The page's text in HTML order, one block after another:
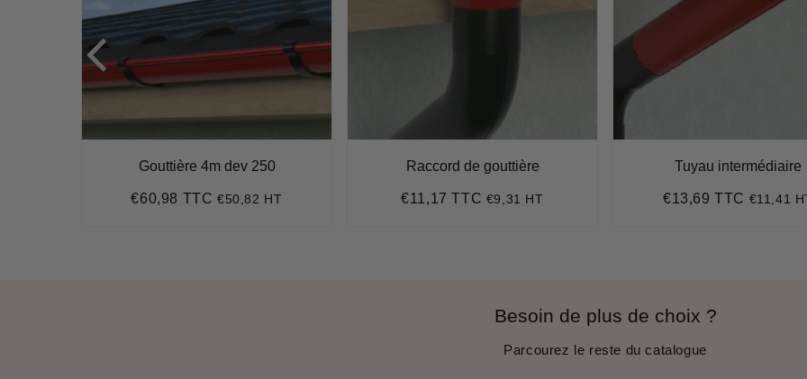
Gouttière 4m dev 250
Prix
€60,98 TTC€60,98
€50,82 HT
Raccord de gouttière
Prix
€11,17 TTC €11,17
€9,31 HT
Tuyau intermédiaire
Prix
€13,69 TTC €13,69
€11,41
Besoin de plus de choix ?
Parcourez le reste du catalogue